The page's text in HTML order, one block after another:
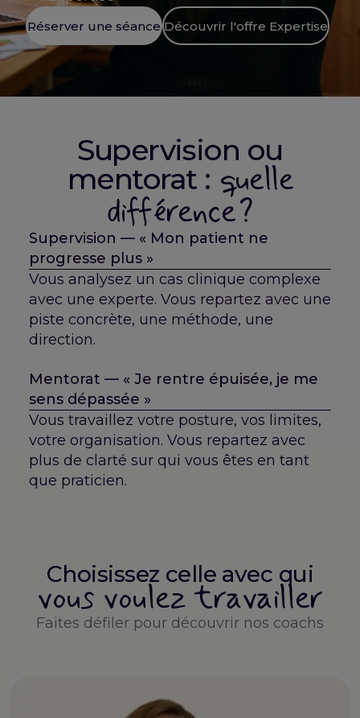
Réserver une séance Découvrir l'offre Expertise
Supervision ou
mentorat : quelle
différence ?
Supervision — « Mon patient ne
progresse plus »
Vous analysez un cas clinique complexe
avec une experte. Vous repartez avec une
piste concrète, une méthode, une
direction.
Mentorat — « Je rentre épuisée, je me
sens dépassée »
Vous travaillez votre posture, vos limites,
votre organisation. Vous repartez avec
plus de clarté sur qui vous êtes en tant
que praticien.
Choisissez celle avec qui
vous voulez travailler
Faites défiler pour découvrir nos coachs